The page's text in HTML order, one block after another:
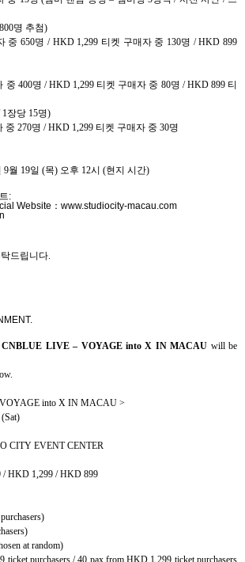
명 추첨)
중 650명 / HKD 1,299 티켓 구매자 중 130명 / HKD 899
중 400명 / HKD 1,299 티켓 구매자 중 80명 / HKD 899 티
1 장당 15명)
중 270명 / HKD 1,299 티켓 구매자 중 30명
9월 19일 (목) 오후 12시 (현지 시간)
:
Website ： www.studiocity-macau.com
드립니다
CNBLUE LIVE – VOYAGE into X IN MACAU will be
into X IN MACAU >
CITY EVENT CENTER
/ HKD 1,299 / HKD 899
at random)
purchasers / 40 pax from HKD 1,299 ticket purchasers